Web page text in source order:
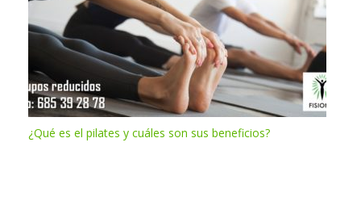
¿Qué es el pilates y cuáles son sus beneficios?